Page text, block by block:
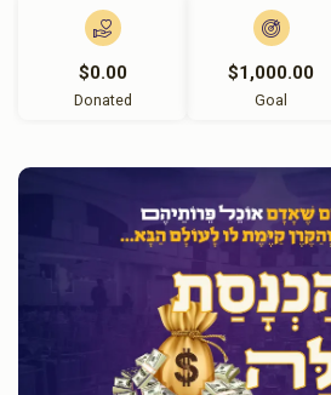
$0.00
Donated
$1,000.00
Goal